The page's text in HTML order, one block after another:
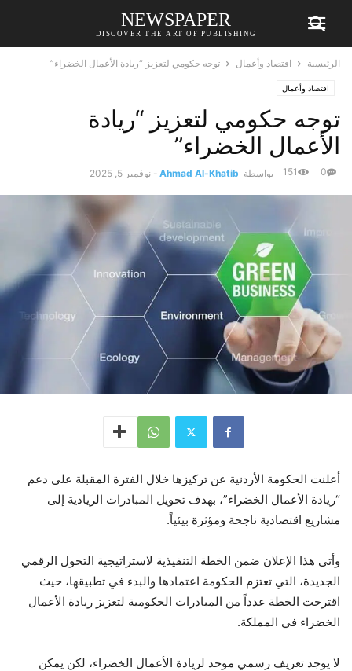
NEWSPAPER
DISCOVER THE ART OF PUBLISHING
الرئيسية اقتصاد وأعمال توجه حكومي لتعزيز “ريادة الأعمال الخضراء”
اقتصاد وأعمال
توجه حكومي لتعزيز “ريادة
الأعمال الخضراء”
بواسطة Ahmad Al-Khatib
- نوفمبر 5, 2025 0
151
أعلنت الحكومة الأردنية عن تركيزها خلال الفترة المقبلة على دعم
“ريادة الأعمال الخضراء”، بهدف تحويل المبادرات الريادية إلى
مشاريع اقتصادية ناجحة ومؤثرة بيئياً.
وأتى هذا الإعلان ضمن الخطة التنفيذية لاستراتيجية التحول الرقمي
الجديدة، التي تعتزم الحكومة اعتمادها والبدء في تطبيقها، حيث
اقترحت الخطة عدداً من المبادرات الحكومية لتعزيز ريادة الأعمال
الخضراء في المملكة.
لا يوجد تعريف رسمي موحد لريادة الأعمال الخضراء، لكن يمكن